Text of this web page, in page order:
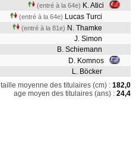
(entré à la 64e) K. Atici
(entré à la 64e) Lucas Turci
(entré à la 81e) N. Thamke
J. Simon
B. Schiemann
D. Komnos
L. Böcker
taille moyenne des titulaires (cm) : 182,0
age moyen des titulaires (ans) : 24,4